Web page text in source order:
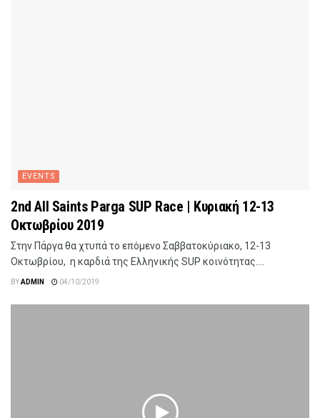
EVENTS
2nd All Saints Parga SUP Race | Κυριακή 12-13
Οκτωβρίου 2019
Στην Πάργα θα χτυπά το επόμενο Σαββατοκύριακο, 12-13
Οκτωβρίου, η καρδιά της Ελληνικής SUP κοινότητας....
BYADMIN 04/10/2019